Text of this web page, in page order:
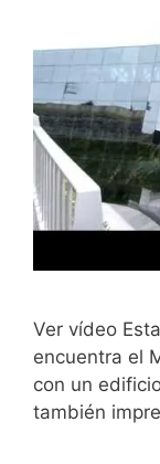
Ver vídeo
encuentra el
con un
también